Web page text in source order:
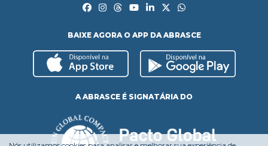
BAIXE AGORA O APP DA ABRASCE
A ABRASCE É SIGNATÁRIA DO